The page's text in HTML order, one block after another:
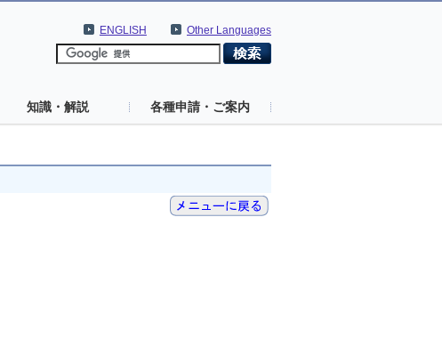
Other Languages
ENGLISH
知識・解説 各種申請・ご案内